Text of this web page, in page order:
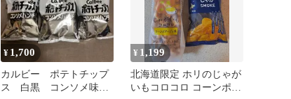
¥ 1,700
カルビー ポテトチップ
ス 白黒 コンソメ味3
¥ 1,199
北海道限定 ホリのじゃが
いもコロコロ コーンポタ